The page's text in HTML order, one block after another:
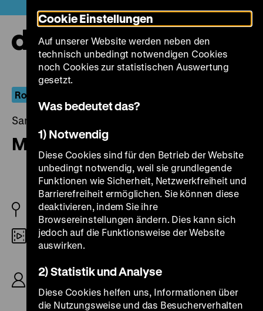
zum
Seiteninhalt
springen
Robert Siodmak
Samstag, 14. Juni 2014, 17.00 - 00.00 Uhr
Mein Vater, der Schauspieler
BRD 1956
35mm
Falckenberg, Maria Matray, Klaus Hardt, K: Kurt
Hasse, D: O.W. Fischer, Hilde Krahl, Oliver Grimm,
Peter Capell, 106‘
Cookie Einstellungen
Auf unserer Website werden neben den
technisch unbedingt notwendigen Cookies
noch Cookies zur statistischen Auswertung
gesetzt.
Was bedeutet das?
1) Notwendig
Diese Cookies sind für den Betrieb der Website
unbedingt notwendig, weil sie grundlegende
Funktionen wie Sicherheit, Netzwerkfreiheit und
Barrierefreiheit ermöglichen. Sie können diese
deaktivieren, indem Sie ihre
Browsereinstellungen ändern. Dies kann sich
jedoch auf die Funktionsweise der Website
auswirken.
2) Statistik und Analyse
Diese Cookies helfen uns, Informationen über
die Nutzungsweise und das Besucherverhalten